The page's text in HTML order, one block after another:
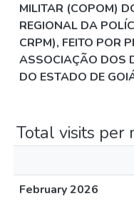
MILITAR (COPOM)
REGIONAL DA
CRPM), FEITO POR
ASSOCIAÇÃO DOS
DO ESTADO DE
Total visits per
February 2026